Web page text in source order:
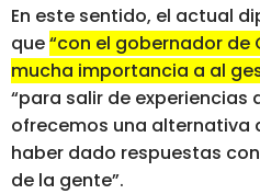
En este sentido, el actual
que“con el gobernador de
mucha importancia a al
“para salir de experiencias
ofrecemos una alternativa
haber dado respuestas
de la gente”.